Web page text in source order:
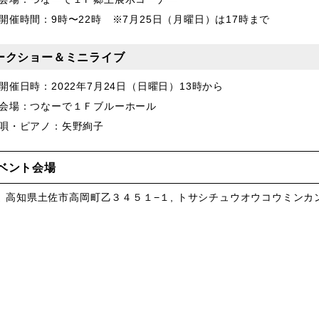
開催時間：9時〜22時 ※7月25日（月曜日）は17時まで
クショー＆ミニライブ
開催日時：2022年7月24日（日曜日）13時から
場：つなーで１Ｆブルーホール
唄・ピアノ：矢野絢子
ント会場
高知県土佐市高岡町乙３４５１−１, トサシチュウオウコウミンカ